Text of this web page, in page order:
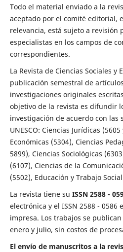
Todo el material enviado a la
aceptado por el comité editorial,
relevancia, está sujeto a revisión
especialistas en los campos de
correspondientes.
La Revista de Ciencias Sociales y
publicación semestral de
investigaciones originales
objetivo de la revista es difundir
investigación de acuerdo con las
UNESCO: Ciencias Jurídicas
Económicas (5304), Ciencias
5899), Ciencias Sociológicas
(6107), Ciencias de la
(5502), Educación y Trabajo
La revista tiene su ISSN 2588 -
electrónica y el ISSN 2588 - 0586
impresa. Los trabajos se
enero y julio, sin costos de
El envío de manuscritos a la